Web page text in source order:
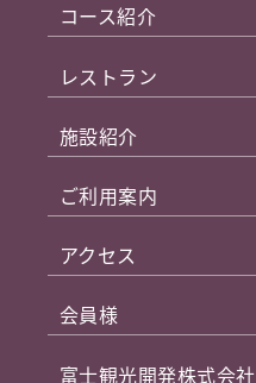
コース紹介
レストラン
施設紹介
ご利用案内
アクセス
会員様
富士観光開発株式会社